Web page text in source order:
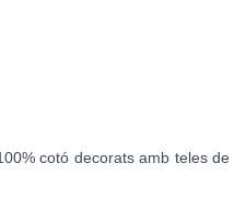
cotó decorats amb teles de